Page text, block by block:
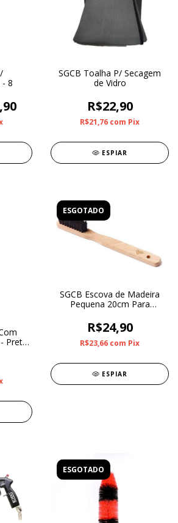
8
SGCB Toalha P/ Secagem
de Vidro
R$22,90
R$21,76 com Pix
ESPIAR
Preto
ESGOTADO
SGCB Escova de Madeira
Pequena 20cm Para
R$24,90
R$23,66 com Pix
ESPIAR
ESGOTADO